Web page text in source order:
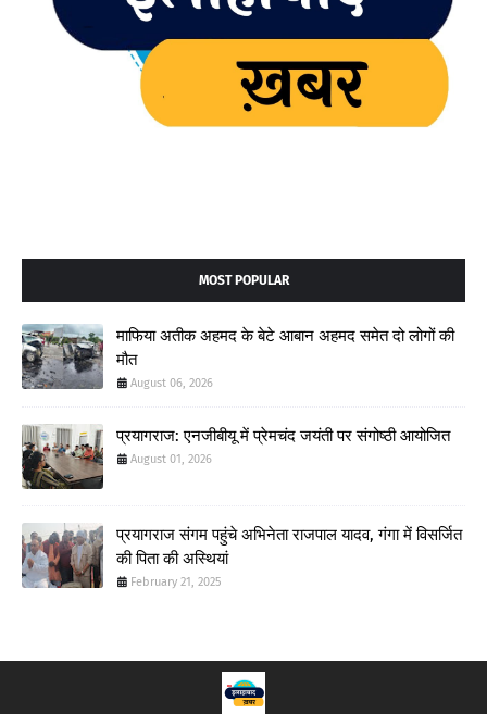
MOST POPULAR
माफिया अतीक अहमद के बेटे आबान अहमद समेत दो लोगों की
मौत
August 06, 2026
प्रयागराज: एनजीबीयू में प्रेमचंद जयंती पर संगोष्ठी आयोजित
August 01, 2026
प्रयागराज संगम पहुंचे अभिनेता राजपाल यादव, गंगा में विसर्जित
की पिता की अस्थियां
February 21, 2025